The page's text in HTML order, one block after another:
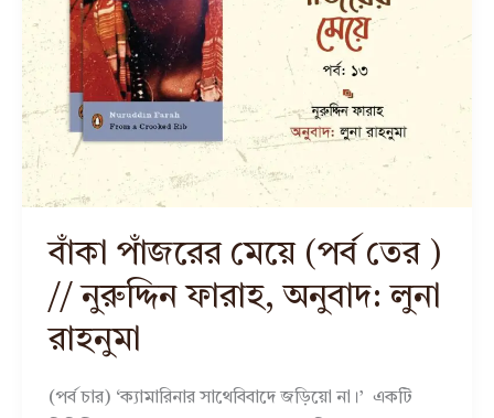
বাঁকা পাঁজরের মেয়ে (পর্ব তের )
// নুরুদ্দিন ফারাহ, অনুবাদ: লুনা
রাহনুমা
(পর্ব চার) ‘ক্যামারিনার সাথেবিবাদে জড়িয়ো না।’ একটি